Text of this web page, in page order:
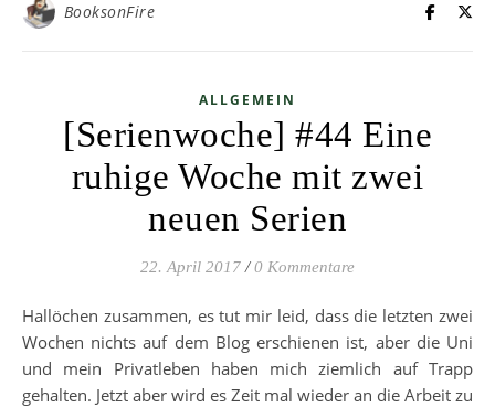
BooksonFire
ALLGEMEIN
[Serienwoche] #44 Eine
ruhige Woche mit zwei
neuen Serien
22. April 2017 / 0 Kommentare
Hallöchen zusammen, es tut mir leid, dass die letzten zwei
Wochen nichts auf dem Blog erschienen ist, aber die Uni
und mein Privatleben haben mich ziemlich auf Trapp
gehalten. Jetzt aber wird es Zeit mal wieder an die Arbeit zu